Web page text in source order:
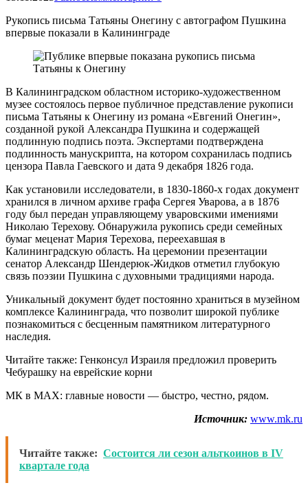
Рукопись письма Татьяны Онегину с автографом Пушкина
впервые показали в Калининграде
В Калининградском областном историко-художественном
музее состоялось первое публичное представление рукописи
письма Татьяны к Онегину из романа «Евгений Онегин»,
созданной рукой Александра Пушкина и содержащей
подлинную подпись поэта. Экспертами подтверждена
подлинность манускрипта, на котором сохранилась подпись
цензора Павла Гаевского и дата 9 декабря 1826 года.
Как установили исследователи, в 1830-1860-х годах документ
хранился в личном архиве графа Сергея Уварова, а в 1876
году был передан управляющему уваровскими имениями
Николаю Терехову. Обнаружила рукопись среди семейных
бумаг меценат Мария Терехова, переехавшая в
Калининградскую область. На церемонии презентации
сенатор Александр Шендерюк-Жидков отметил глубокую
связь поэзии Пушкина с духовными традициями народа.
Уникальный документ будет постоянно храниться в музейном
комплексе Калининграда, что позволит широкой публике
познакомиться с бесценным памятником литературного
наследия.
Читайте также: Генконсул Израиля предложил проверить
Чебурашку на еврейские корни
МК в MAX: главные новости — быстро, честно, рядом.
Источник: www.mk.ru
Читайте также: Состоится ли сезон альткоинов в IV
квартале года